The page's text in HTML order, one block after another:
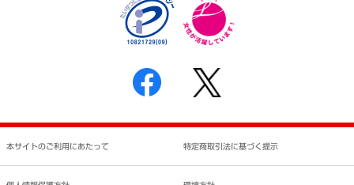
反社会的勢力に対する基本方針
書面による個人情報の開示等の請求の手続きについて
本サイトのご利用にあたって 特定商取引法に基づく提示